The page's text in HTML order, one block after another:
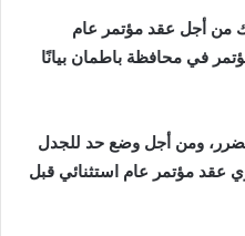
من أجل عقد مؤتمر عام
في محافظة باطمان بيانًا
ومن أجل وضع حد للجدل
عقد مؤتمر عام استثنائي قبل